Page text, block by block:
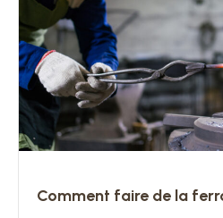
Comment faire de la